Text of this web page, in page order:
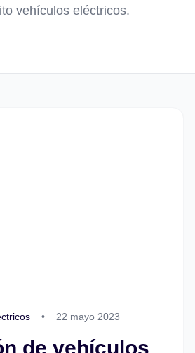
vehículos eléctricos.
• 22 mayo 2023
de vehículos